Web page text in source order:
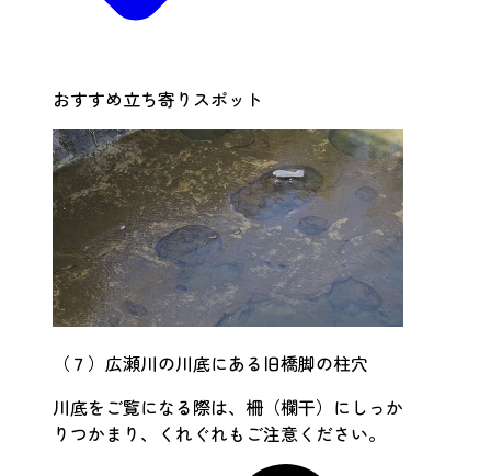
おすすめ立ち寄りスポット
（７）広瀬川の川底にある旧橋脚の柱穴
川底をご覧になる際は、柵（欄干）にしっか
りつかまり、くれぐれもご注意ください。